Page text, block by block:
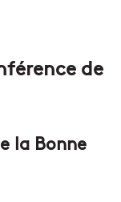
de
la Bonne